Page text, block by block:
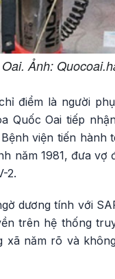
Ảnh:
điểm là người
Oai tiếp
viện tiến hành
năm 1981, đưa
2.
dương tính với
trên hệ thống
xã năm rõ và